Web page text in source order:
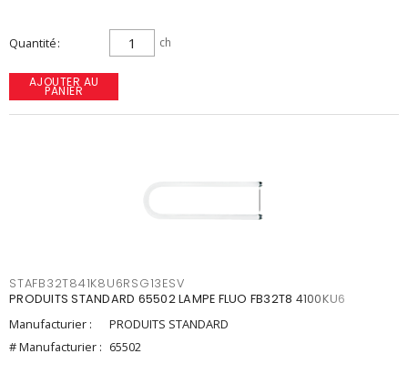
Quantité ch
AJOUTER AU
PANIER
STAFB32T841K8U6RSG13ESV
PRODUITS STANDARD 65502 LAMPE FLUO FB32T8 4100KU6
Manufacturier :
PRODUITS STANDARD
# Manufacturier : 65502